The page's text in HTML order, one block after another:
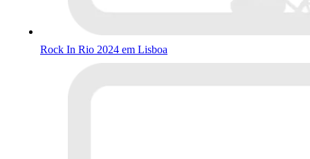
Rock In Rio 2024 em Lisboa